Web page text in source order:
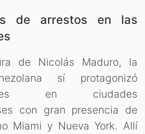
de arrestos en las
de Nicolás Maduro, la
sí protagonizó
en ciudades
con gran presencia de
Miami y Nueva York. Allí